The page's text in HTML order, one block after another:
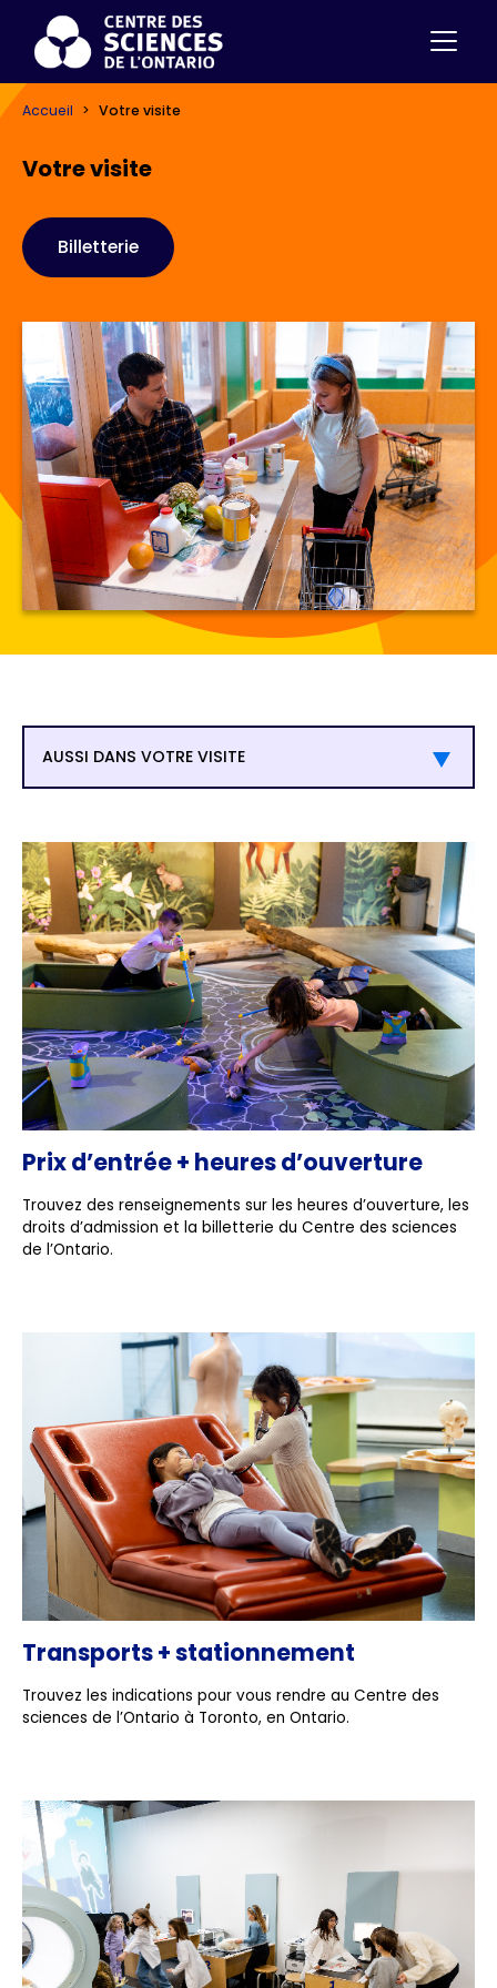
Accueil Votre visite
Votre visite
Billetterie
AUSSI DANS VOTRE VISITE
Prix d’entrée + heures d’ouverture
Trouvez des renseignements sur les heures d’ouverture, les
droits d’admission et la billetterie du Centre des sciences
de l’Ontario.
Transports + stationnement
Trouvez les indications pour vous rendre au Centre des
sciences de l’Ontario à Toronto, en Ontario.